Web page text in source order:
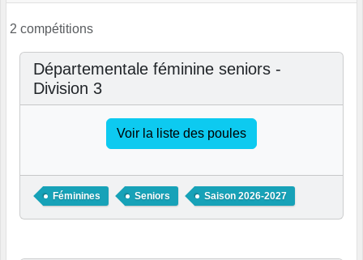
2 compétitions
Départementale féminine seniors -
Division 3
Voir la liste des poules
Féminines Seniors Saison 2026-2027